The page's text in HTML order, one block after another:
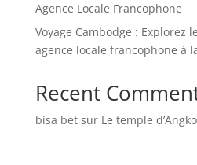
Agence Locale Francophone
Voyage Cambodge : Explorez
agence locale francophone à
Recent
bisa betsur Le temple